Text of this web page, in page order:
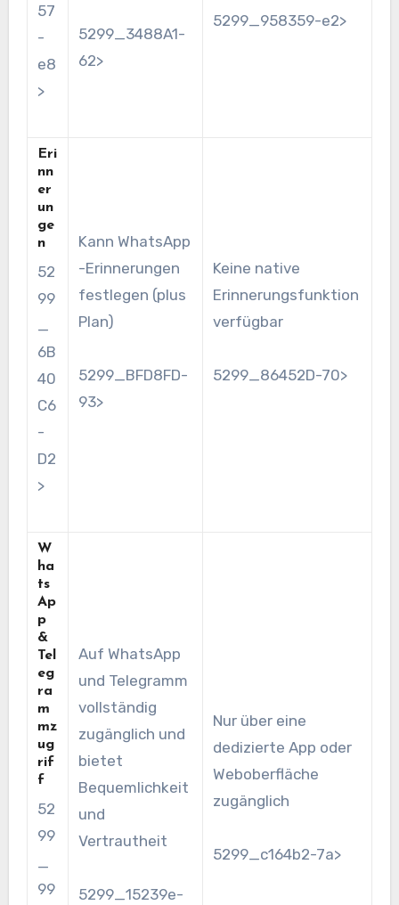
57
-
e8
>
5299_3488A1-
62>
5299_958359-e2>
Eri
nn
er
un
ge
n
52
99
6B
40
C6
-
D2
>
Kann WhatsApp
-Erinnerungen
festlegen (plus
Plan)
5299_BFD8FD-
93>
Keine native
Erinnerungsfunktion
verfügbar
5299_86452D-70>
W
ha
ts
Ap
p
&
Tel
eg
ra
m
mz
ug
rif
f
52
99
99
Auf WhatsApp
und Telegramm
vollständig
zugänglich und
bietet
Bequemlichkeit
und
Vertrautheit
5299_15239e-
Nur über eine
dedizierte App oder
Weboberfläche
zugänglich
5299_c164b2-7a>